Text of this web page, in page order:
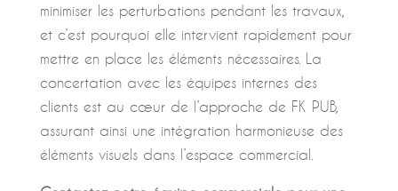
minimiser les perturbations pendant les travaux,
et c’est pourquoi elle intervient rapidement pour
mettre en place les éléments nécessaires. La
concertation avec les équipes internes des
clients est au cœur de l’approche de FK PUB,
assurant ainsi une intégration harmonieuse des
éléments visuels dans l’espace commercial.